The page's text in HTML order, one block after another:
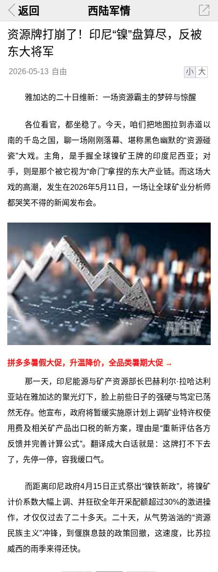
返回 西陆军情
资源牌打崩了！印尼“镍”盘算尽，反被
东大将军
2026-05-13 自由 小 大
雅加达的二十日维新：一场资源霸主的梦碎与惊醒
各位看官，都坐稳了。今天，咱们把地图拉到赤道以
南的千岛之国，聊一场刚刚落幕、堪称黑色幽默的“资源碰
瓷”大戏。主角，是手握全球镍矿王牌的印度尼西亚；对
手，则是那个被它视为“命门”拿捏的东大产业链。而这场大
戏的高潮，发生在2026年5月11日，一场让全球矿业分析师
都哭笑不得的新闻发布会。
拼多多暑假大促，升温降价，全品类暑期大促 →
那一天，印尼能源与矿产资源部长巴赫利尔·拉哈达利
亚站在雅加达的聚光灯下，脸上前些日子的强硬与笃定已荡
然无存。他宣布，政府将暂缓实施原计划上调矿业特许权使
用费及相关矿产品出口税的新方案，理由是“重新评估各方
反馈并完善计算公式”。翻译成大白话就是：这牌打不下去
了，先停一停，容我缓口气。
而距离印尼政府4月15日正式祭出“镍铁新政”，将镍矿
计价系数大幅上调、并狂砍全年开采配额超过30%的激进操
作，才仅仅过去了二十多天。二十天，从气势汹汹的“资源
民族主义”冲锋，到偃旗息鼓的政策回撤，这速度，比苏拉
威西的雨季来得还快。